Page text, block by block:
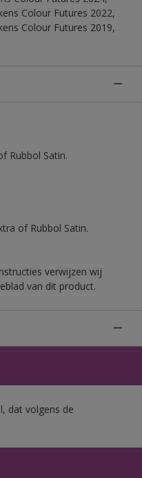
Colour Futures 2022,
Colour Futures 2019,
Rubbol Satin.
of Rubbol Satin.
verwijzen wij
van dit product.
dat volgens de